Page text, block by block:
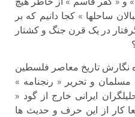
ساحلها » کجا دانیم که بر
در یک قرن جنگ و کشتار
نگارش تاریخ معاصر فلسطین
مسلمان و تحریر « رنجنامه »
ایرانی خارج از گود «
کار از این حرف و حدیث ها